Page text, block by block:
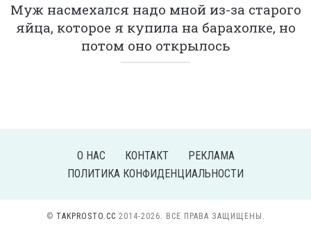
Муж насмехался надо мной из-за старого
яйца, которое я купила на барахолке, но
потом оно открылось
О НАС КОНТАКТ
РЕКЛАМА
ПОЛИТИКА КОНФИДЕНЦИАЛЬНОСТИ
© TAKPROSTO.CC 2014-2026. ВСЕ ПРАВА ЗАЩИЩЕНЫ.